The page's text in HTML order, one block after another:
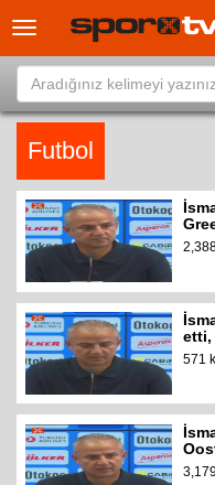
Toggle
Futbol
etti,
571